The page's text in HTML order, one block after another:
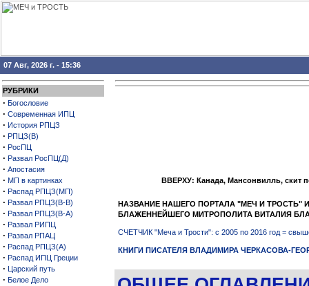
07 Авг, 2026 г. - 15:36
РУБРИКИ
· Богословие
· Современная ИПЦ
· История РПЦЗ
· РПЦЗ(В)
· РосПЦ
· Развал РосПЦ(Д)
· Апостасия
· МП в картинках
· Распад РПЦЗ(МП)
· Развал РПЦЗ(В-В)
· Развал РПЦЗ(В-А)
· Развал РИПЦ
· Развал РПАЦ
· Распад РПЦЗ(А)
· Распад ИПЦ Греции
· Царский путь
· Белое Дело
ВВЕРХУ: Канада, Мансонвилль, скит
НАЗВАНИЕ НАШЕГО ПОРТАЛА "МЕЧ И ТРОСТЬ"
БЛАЖЕННЕЙШЕГО МИТРОПОЛИТА ВИТАЛИЯ
СЧЕТЧИК "Меча и Трости": с 2005 по 2016 год =
КНИГИ ПИСАТЕЛЯ ВЛАДИМИРА ЧЕРКАСОВА-